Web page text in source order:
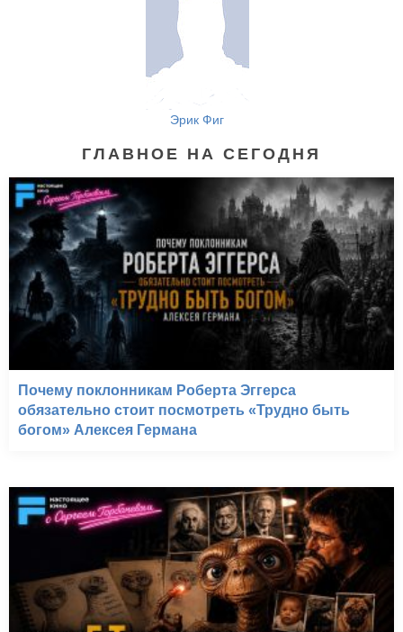
Эрик Фиг
ГЛАВНОЕ НА СЕГОДНЯ
Почему поклонникам Роберта Эггерса
обязательно стоит посмотреть «Трудно быть
богом» Алексея Германа